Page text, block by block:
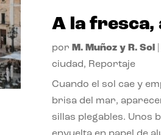
A la fresca,
por M. Muñoz y R. Sol
ciudad, Reportaje
Cuando el sol cae y
brisa del mar,
sillas plegables. Unos